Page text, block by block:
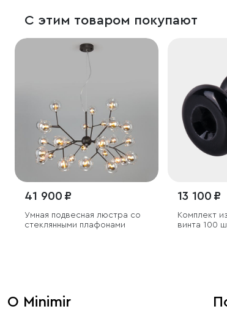
С этим товаром покупают
41 900 ₽
Умная подвесная люстра со
стеклянными плафонами
13 100 ₽
Комплект
винта 100
О Minimir